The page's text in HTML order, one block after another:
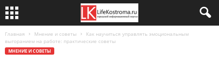
Главная Мнение и советы
Как научиться управлять эмоциональным
выгоранием на работе: практические советы
МНЕНИЕ И СОВЕТЫ